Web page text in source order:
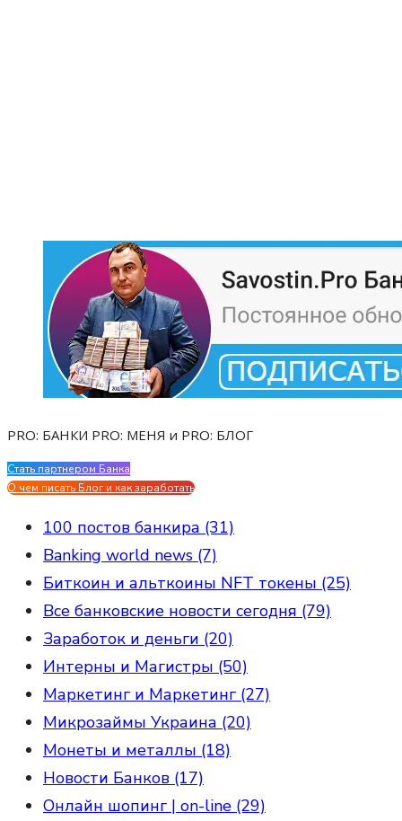
PRO: БАНКИ PRO: МЕНЯ и PRO: БЛОГ
Стать партнером Банка
О чем писать Блог и как заработать
100 постов банкира (31)
Banking world news (7)
Биткоин и альткоины NFT токены (25)
Все банковские новости сегодня (79)
Заработок и деньги (20)
Интерны и Магистры (50)
Маркетинг и Маркетинг (27)
Микрозаймы Украина (20)
Монеты и металлы (18)
Новости Банков (17)
Онлайн шопинг | on-line (29)